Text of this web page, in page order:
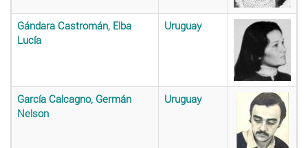
Gándara Castromán, Elba
Lucía
Uruguay
García Calcagno, Germán
Nelson
Uruguay